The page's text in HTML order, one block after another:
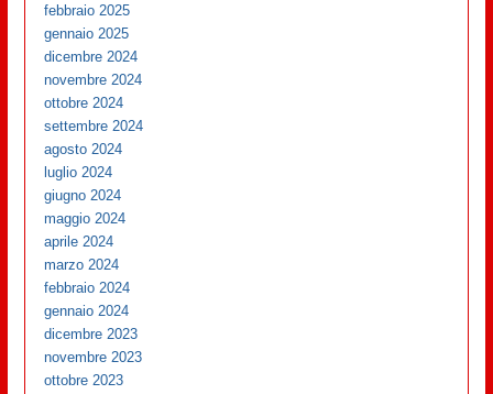
febbraio 2025
gennaio 2025
dicembre 2024
novembre 2024
ottobre 2024
settembre 2024
agosto 2024
luglio 2024
giugno 2024
maggio 2024
aprile 2024
marzo 2024
febbraio 2024
gennaio 2024
dicembre 2023
novembre 2023
ottobre 2023